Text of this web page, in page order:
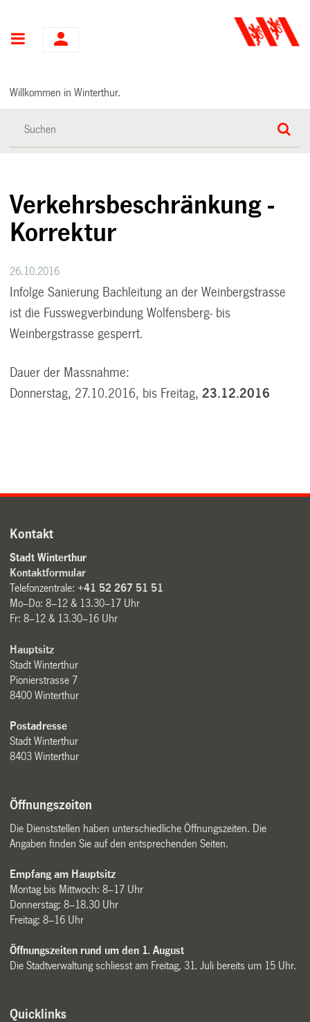
Hauptnavigation
Willkommen in Winterthur.
Verkehrsbeschränkung -
Korrektur
26.10.2016
Infolge Sanierung Bachleitung an der Weinbergstrasse
ist die Fussweg­verbindung Wolfensberg- bis
Weinbergstrasse gesperrt.
Dauer der Massnahme:
Donnerstag, 27.10.2016, bis Freitag, 23.12.2016
Kontakt
Stadt Winterthur
Kontaktformular
Telefonzentrale:+41 52 267 51 51
Mo–Do: 8–12 & 13.30–17 Uhr
Fr: 8–12 & 13.30–16 Uhr
Hauptsitz
Stadt Winterthur
Pionierstrasse 7
8400 Winterthur
Postadresse
Stadt Winterthur
8403 Winterthur
Öffnungszeiten
Die Dienststellen haben unterschiedliche Öffnungszeiten. Die
Angaben finden Sie auf den entsprechenden Seiten.
Empfang am Hauptsitz
Montag bis Mittwoch: 8–17 Uhr
Donnerstag: 8–18.30 Uhr
Freitag: 8–16 Uhr
Öffnungszeiten rund um den 1. August
Die Stadtverwaltung schliesst am Freitag, 31. Juli bereits um 15 Uhr.
Quicklinks